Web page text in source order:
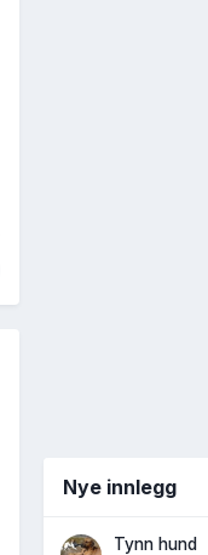
Nye innlegg
Tynn hund